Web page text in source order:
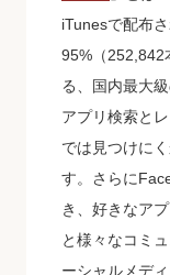
iTunesで配布
95%（252,842
る、国内最大
アプリ検索と
では見つけに
す。さらに
き、好きなア
と様々なコミ
ーシャルメデ